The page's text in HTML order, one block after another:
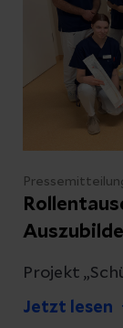
Projekt
Jetzt lesen